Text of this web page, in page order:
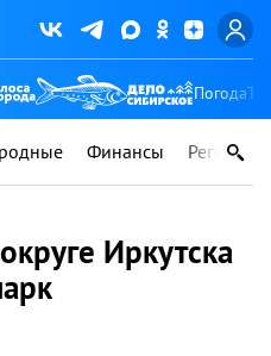
Погода
Финансы Регионы
Иркутска